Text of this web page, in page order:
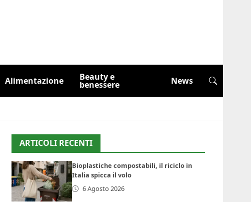
Alimentazione Beauty e
benessere News
ARTICOLI RECENTI
Bioplastiche compostabili, il riciclo in
Italia spicca il volo
6 Agosto 2026